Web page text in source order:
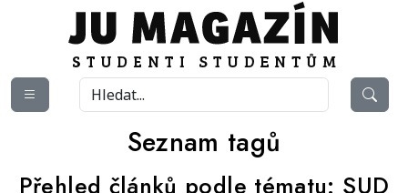
Seznam tagů
Přehled článků podle tématu: SUD